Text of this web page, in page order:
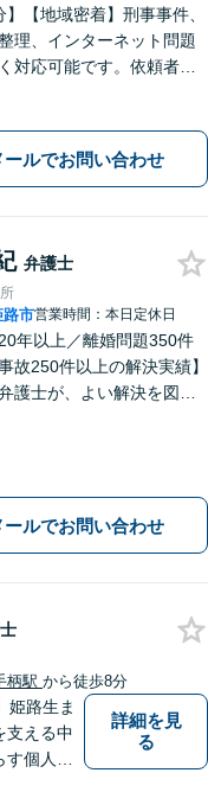
】【地域密着】刑事事件、
理、インターネット問題
対応可能です。依頼者さ
問題となっている背景事
り、根本的な解決を目指
ールでお問い合わせ
弁護士
路市営業時間：本日定休日
20年以上／離婚問題350件
故250件以上の解決実績】
護士が、よい解決を図り
債務整理のご相談もお任
ールでお問い合わせ
柄駅 から徒歩8分
姫路生ま
支える中
個人に
詳細を見
る